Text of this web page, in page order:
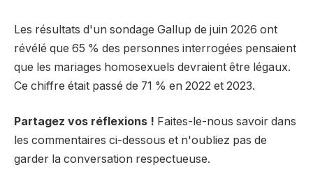
Les résultats d'un sondage Gallup de juin 2026 ont
révélé que 65 % des personnes interrogées pensaient
que les mariages homosexuels devraient être légaux.
Ce chiffre était passé de 71 % en 2022 et 2023.
Partagez vos réflexions ! Faites-le-nous savoir dans
les commentaires ci-dessous et n'oubliez pas de
garder la conversation respectueuse.